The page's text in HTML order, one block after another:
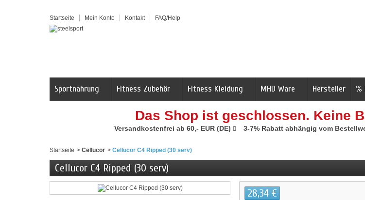
Startseite Mein Konto Kontakt FAQ/Help
Sportnahrung Fitness Zubehör Fitness Kleidung MHD Ware Hersteller %
Das Shop ist geschlossen. Keine
Versandkostenfrei ab 60,- EUR (DE) 3-7% Rabatt abhängig vom
Startseite > Cellucor > Cellucor C4 Ripped (30 serv)
Cellucor C4 Ripped (30 serv)
28,34 €